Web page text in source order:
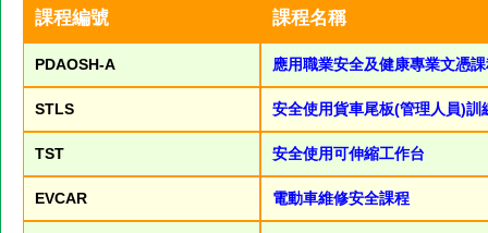
課程編號 課程名稱
PDAOSH-A 應用職業安全及健康專業文憑
STLS 安全使用貨車尾板(管理人員)訓
TST 安全使用可伸縮工作台
EVCAR 電動車維修安全課程